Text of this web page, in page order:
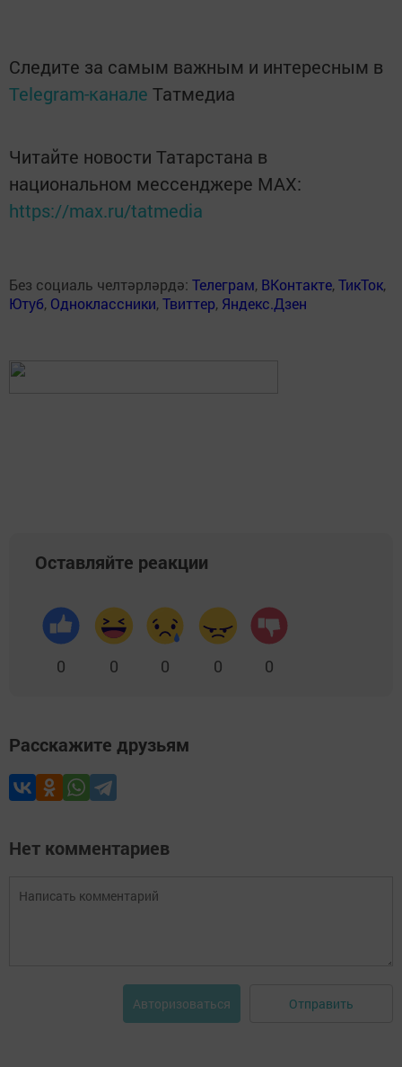
Следите за самым важным и интересным в
Telegram-канале Татмедиа
Читайте новости Татарстана в
национальном мессенджере MАХ:
https://max.ru/tatmedia
Без социаль челтәрләрдә: Телеграм, ВКонтакте,ТикТок,
Ютуб, Одноклассники,Твиттер, Яндекс.Дзен
Оставляйте реакции
0 0 0 0 0
Расскажите друзьям
Нет комментариев
Авторизоваться Отправить